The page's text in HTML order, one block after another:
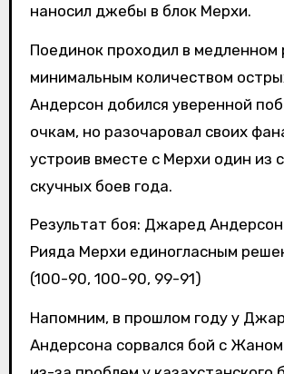
наносил джебы в блок Мерхи.
Поединок проходил в медленном
минимальным количеством
Андерсон добился уверенной
очкам, но разочаровал своих
устроив вместе с Мерхи один из
скучных боев года.
Результат боя: Джаред
Рияда Мерхи единогласным
(100-90, 100-90, 99-91)
Напомним, в прошлом году у
Андерсона сорвался бой с